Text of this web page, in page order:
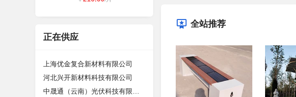
正在供应
上海优金复合新材料有限公司
河北兴开新材料科技有限公司
全站推荐